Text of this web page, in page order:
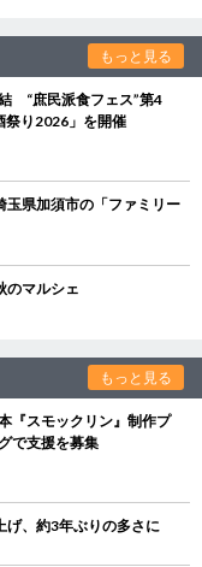
もっと見る
“庶民派食フェス”第4
祭り2026」を開催
県加須市の「ファミリー
のマルシェ
もっと見る
『スモックリン』制作プ
で支援を募集
げ、約3年ぶりの多さに